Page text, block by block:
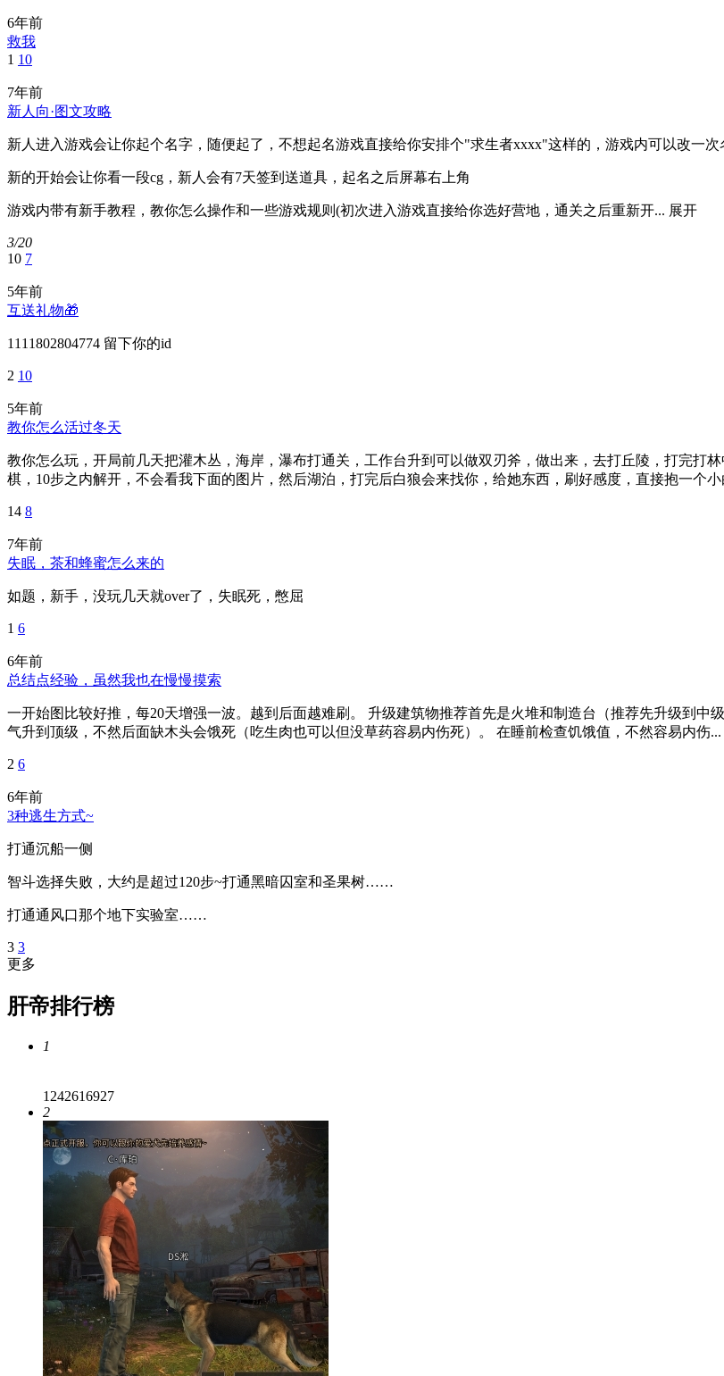
6年前
救我
1 10
7年前
新人向·图文攻略
新人进入游戏会让你起个名字，随便起了，不想起名游戏直接给你安排个"求生者xxxx"这样的，游戏内可以改一次
新的开始会让你看一段cg，新人会有7天签到送道具，起名之后屏幕右上角
游戏内带有新手教程，教你怎么操作和一些游戏规则(初次进入游戏直接给你选好营地，通关之后重新开... 展开
3/20
10 7
5年前
互送礼物🎁
1111802804774 留下你的id
2 10
5年前
教你怎么活过冬天
教你怎么玩，开局前几天把灌木丛，海岸，瀑布打通关，工作台升到可以做双刃斧，做出来，去打丘陵，打完打
棋，10步之内解开，不会看我下面的图片，然后湖泊，打完后白狼会来找你，给她东西，刷好感度，直接抱一个
14 8
7年前
失眠，茶和蜂蜜怎么来的
如题，新手，没玩几天就over了，失眠死，憋屈
1 6
6年前
总结点经验，虽然我也在慢慢摸索
一开始图比较好推，每20天增强一波。越到后面越难刷。 升级建筑物推荐首先是火堆和制造台（推荐先升级到
气升到顶级，不然后面缺木头会饿死（吃生肉也可以但没草药容易内伤死）。 在睡前检查饥饿值，不然容易内伤...
2 6
6年前
3种逃生方式~
打通沉船一侧
智斗选择失败，大约是超过120步~打通黑暗囚室和圣果树……
打通通风口那个地下实验室……
3 3
更多
肝帝排行榜
1
1242616927
2